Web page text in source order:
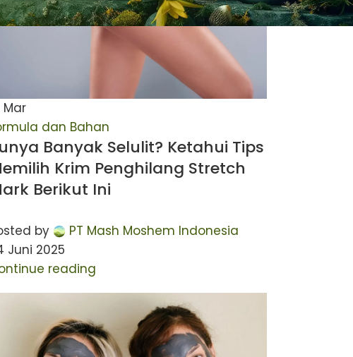
Mar
dan Bahan
Banyak Selulit? Ketahui Tips
Krim Penghilang Stretch
Berikut Ini
by
PT Mash Moshem Indonesia
Juni 2025
reading